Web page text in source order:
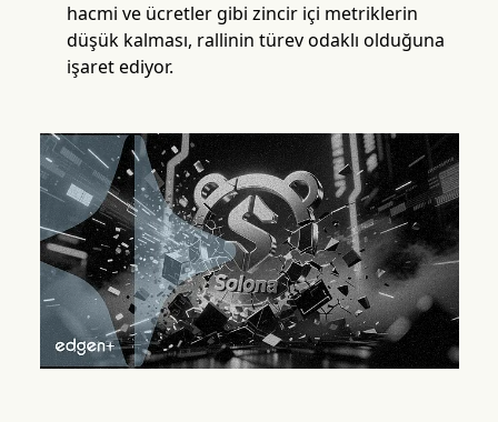
hacmi ve ücretler gibi zincir içi metriklerin
düşük kalması, rallinin türev odaklı olduğuna
işaret ediyor.